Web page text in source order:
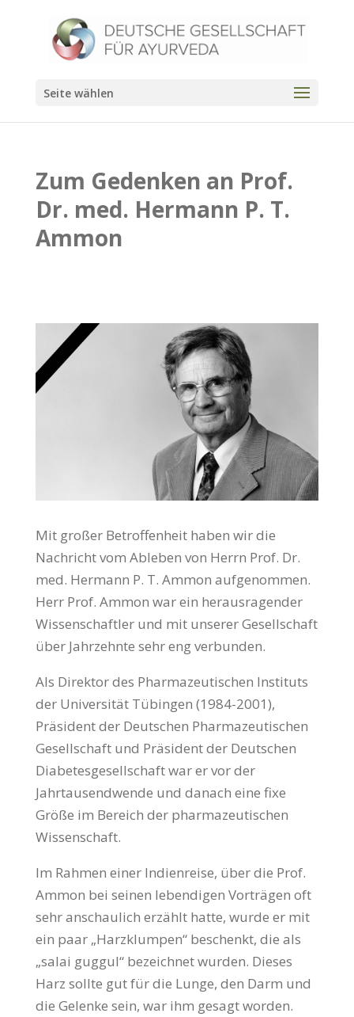
Seite wählen
Zum Gedenken an Prof.
Dr. med. Hermann P. T.
Ammon
Mit großer Betroffenheit haben wir die
Nachricht vom Ableben von Herrn Prof. Dr.
med. Hermann P. T. Ammon aufgenommen.
Herr Prof. Ammon war ein herausragender
Wissenschaftler und mit unserer Gesellschaft
über Jahrzehnte sehr eng verbunden.
Als Direktor des Pharmazeutischen Instituts
der Universität Tübingen (1984-2001),
Präsident der Deutschen Pharmazeutischen
Gesellschaft und Präsident der Deutschen
Diabetesgesellschaft war er vor der
Jahrtausendwende und danach eine fixe
Größe im Bereich der pharmazeutischen
Wissenschaft.
Im Rahmen einer Indienreise, über die Prof.
Ammon bei seinen lebendigen Vorträgen oft
sehr anschaulich erzählt hatte, wurde er mit
ein paar „Harzklumpen“ beschenkt, die als
„salai guggul“ bezeichnet wurden. Dieses
Harz sollte gut für die Lunge, den Darm und
die Gelenke sein, war ihm gesagt worden.